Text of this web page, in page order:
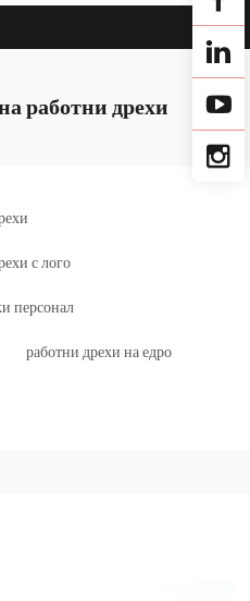
работни дрехи
с лого
персонал
работни дрехи на едро